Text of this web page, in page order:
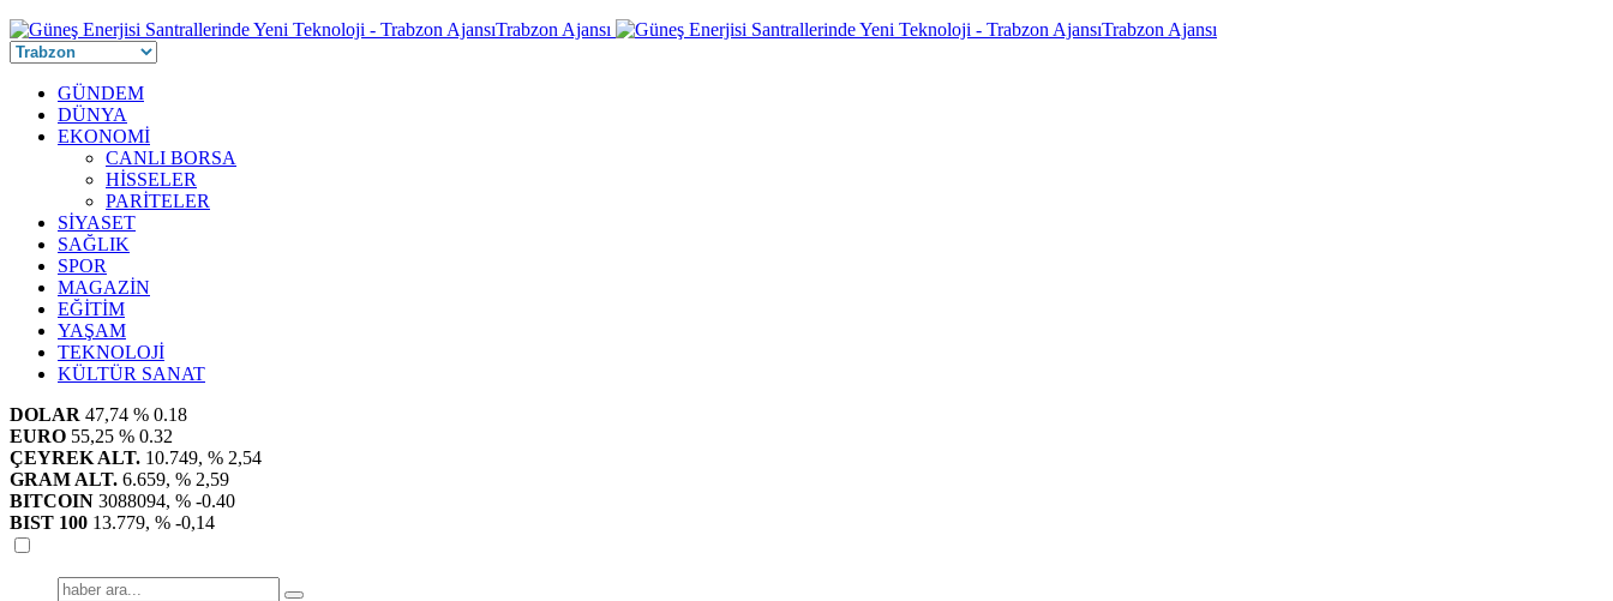
GÜNDEM
DÜNYA
EKONOMİ
CANLI BORSA
HİSSELER
PARİTELER
SİYASET
SAĞLIK
SPOR
MAGAZİN
EĞİTİM
YAŞAM
TEKNOLOJİ
KÜLTÜR SANAT
DOLAR 47,74 % 0.18
EURO 55,25 % 0.32
ÇEYREK ALT. 10.749, % 2,54
GRAM ALT. 6.659, % 2,59
BITCOIN 3088094, % -0.40
BIST 100 13.779, % -0,14